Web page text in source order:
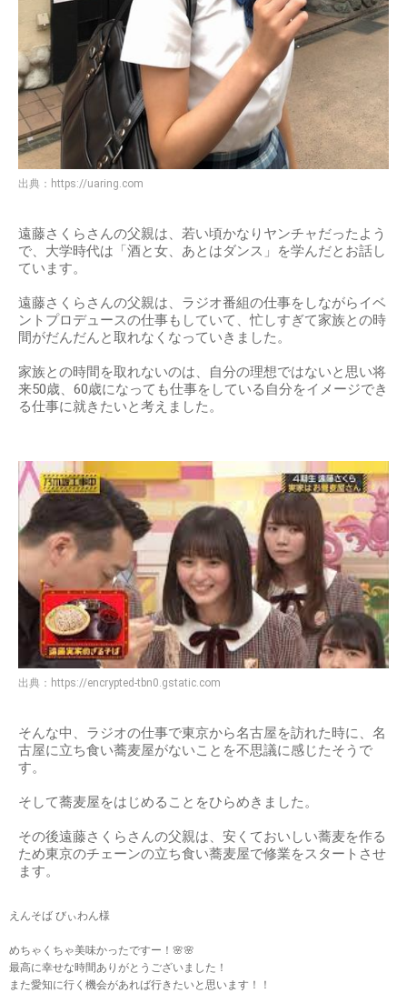
出典： https://uaring.com
遠藤さくらさんの父親は、若い頃かなりヤンチャだったよう
で、大学時代は「酒と女、あとはダンス」を学んだとお話し
ています。
遠藤さくらさんの父親は、ラジオ番組の仕事をしながらイベ
ントプロデュースの仕事もしていて、忙しすぎて家族との時
間がだんだんと取れなくなっていきました。
家族との時間を取れないのは、自分の理想ではないと思い将
来50歳、60歳になっても仕事をしている自分をイメージでき
る仕事に就きたいと考えました。
出典： https://encrypted-tbn0.gstatic.com
そんな中、ラジオの仕事で東京から名古屋を訪れた時に、名
古屋に立ち食い蕎麦屋がないことを不思議に感じたそうで
す。
そして蕎麦屋をはじめることをひらめきました。
その後遠藤さくらさんの父親は、安くておいしい蕎麦を作る
ため東京のチェーンの立ち食い蕎麦屋で修業をスタートさせ
ます。
えんそば びぃわん様
めちゃくちゃ美味かったですー！🌸🌸
最高に幸せな時間ありがとうございました！
また愛知に行く機会があれば行きたいと思います！！